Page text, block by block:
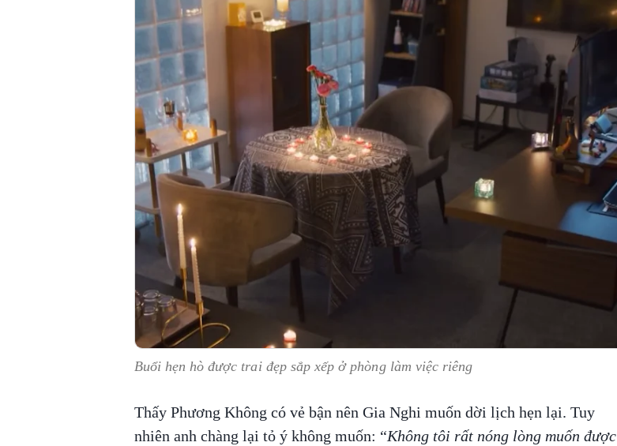
Buổi hẹn hò được trai đẹp sắp xếp ở phòng làm việc riêng
Thấy Phương Không có vẻ bận nên Gia Nghi muốn dời lịch hẹn lại. Tuy
nhiên anh chàng lại tỏ ý không muốn: “Không tôi rất nóng lòng muốn được